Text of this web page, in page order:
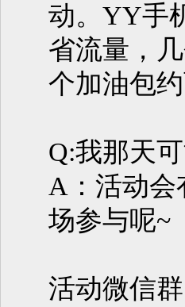
动。YY手
省流量，
个加油包约
Q:我那天
A：活动会
场参与呢~
活动微信群